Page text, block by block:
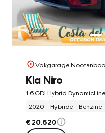
Vakgarage
Kia Niro
1.6 GDi Hybrid DynamicLine
2020
Hybride - Benzine
€ 20.620